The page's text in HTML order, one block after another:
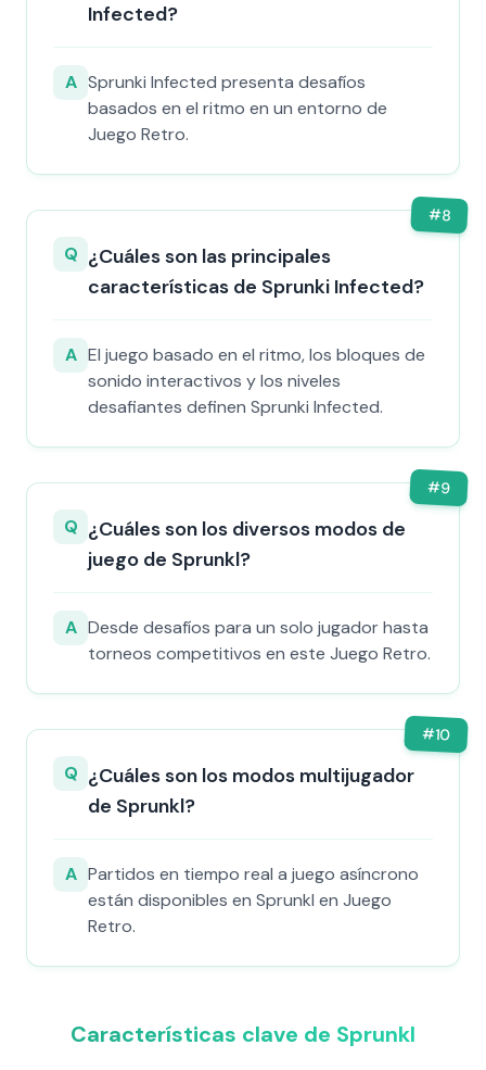
Infected?
A Sprunki Infected presenta desafíos
basados en el ritmo en un entorno de
Juego Retro.
#8
Q ¿Cuáles son las principales
características de Sprunki Infected?
A El juego basado en el ritmo, los bloques de
sonido interactivos y los niveles
desafiantes definen Sprunki Infected.
#9
Q ¿Cuáles son los diversos modos de
juego de Sprunkl?
A Desde desafíos para un solo jugador hasta
torneos competitivos en este Juego Retro.
#10
Q ¿Cuáles son los modos multijugador
de Sprunkl?
A Partidos en tiempo real a juego asíncrono
están disponibles en Sprunkl en Juego
Retro.
Características clave de Sprunkl